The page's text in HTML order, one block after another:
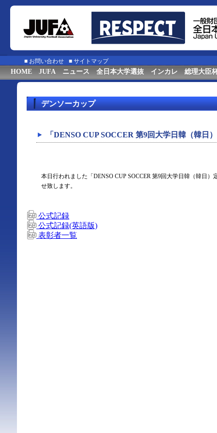
■ お問い合わせ ■ サイトマップ
HOME JUFA ニュース 全日本大学選抜 インカレ 総理大臣
デンソーカップ
「DENSO CUP SOCCER 第9回大学日韓（韓日
本日行われました「DENSO CUP SOCCER 第9回大学日韓（韓日
せ致します。
公式記録
公式記録(英語版)
表彰者一覧